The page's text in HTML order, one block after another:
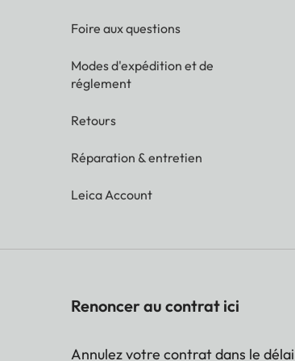
Foire aux questions
Modes d'expédition et de
réglement
Retours
Réparation & entretien
Leica Account
Renoncer au contrat ici
Annulez votre contrat dans le délai